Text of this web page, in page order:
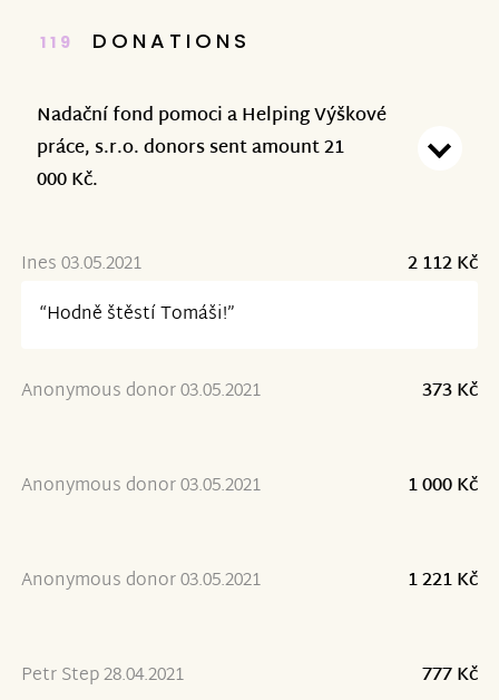
119 DONATIONS
Nadační fond pomoci a Helping Výškové
práce, s.r.o. donors sent amount 21
000 Kč.
Ines 03.05.2021
2 112 Kč
“Hodně štěstí Tomáši!”
Anonymous donor 03.05.2021 373 Kč
Anonymous donor 03.05.2021 1 000 Kč
Anonymous donor 03.05.2021 1 221 Kč
Petr Step 28.04.2021 777 Kč